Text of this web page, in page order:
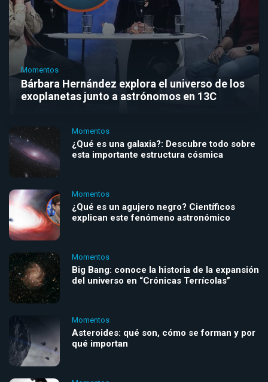
Momentos
Bárbara Hernández explora el universo de los
exoplanetas junto a astrónomos en 13C
Momentos
¿Qué es una galaxia?: Descubre todo sobre
esta importante estructura cósmica
Momentos
¿Qué es un agujero negro? Científicos
explican este fenómeno astronómico
Momentos
Big Bang: conoce la historia de la expansión
del universo en “Crónicas Terrícolas”
Momentos
Asteroides: qué son, cómo se forman y por
qué importan